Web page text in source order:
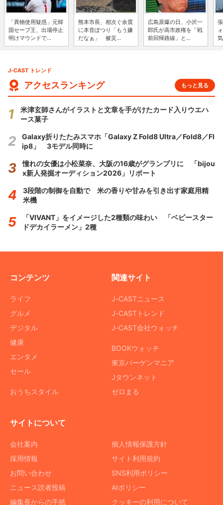
「異物使用疑惑」元韓
国セーブ王、出場停止
明けマウンドで...
熊本市長、相次ぐ余震
に本音ぽつり「もう嫌
だなぁ」 被災...
広島原爆の日、小沢一
郎氏が高市政権を「戦
前回帰路線」と...
J-CAST トレンド
アクセスランキング もっと見る
米津玄師さんがイラストと文章を手がけたカード入りウエハ
ース菓子
Galaxy折りたたみスマホ「Galaxy Z Fold8 Ultra／Fold8／Fl
ip8」 3モデル同時に
憧れの女優は小松菜奈、大阪の16歳がグランプリに 「bijou
x新人発掘オーディション2026」リポート
3段階の制御を自動で 米の香りや甘みを引き出す家庭用精
米機
「VIVANT」をイメージした2種類の味わい 「ベビースター
ドデカイラーメン」2種
コンテンツ
ライフ
グルメ
デジタル
健康
エンタメ
セール
おうちスタイル
関連サイト
J-CASTニュース
J-CASTトレンド
J-CAST会社ウォッチ
BOOKウォッチ
東京バーゲンマニア
Jタウンネット
ゼロまる
サイトについて
会社案内
採用情報
お問い合わせ
ニュース読者投稿
編集長からの手紙
個人情報保護方針
サイト利用規約
SNS利用ポリシー
AIポリシー
クッキーの利用について